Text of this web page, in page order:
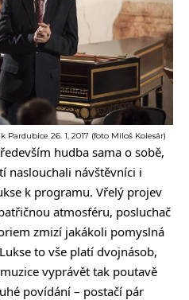
Pardubice 26. 1. 2017 (foto Miloš Kolesár)
hudba sama o sobě,
naslouchali návštěvníci i
k programu. Vřelý projev
atmosféru, posluchač
zmizí jakákoli pomyslná
to vše platí dvojnásob,
vyprávět tak poutavě
povídání – postačí pár